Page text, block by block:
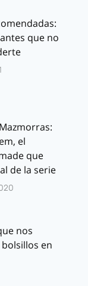
que no
el
que
de la serie
nos
en